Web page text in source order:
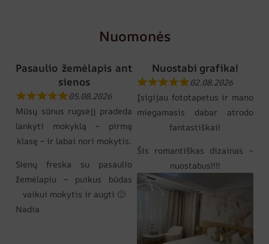
Nuomonės
Pasaulio žemėlapis ant
sienos
05.08.2026
Mūsų sūnus rugsėjį pradeda
lankyti mokyklą – pirmą
klasę – ir labai nori mokytis.
Sienų freska su pasaulio
žemėlapiu – puikus būdas
vaikui mokytis ir augti 🙂
Nadia
Nuostabi grafika!
02.08.2026
Įsigijau fototapetus ir mano
miegamasis dabar atrodo
fantastiškai!
Šis romantiškas dizainas –
nuostabus!!!!